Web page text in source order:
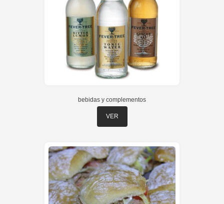
bebidas y complementos
VER